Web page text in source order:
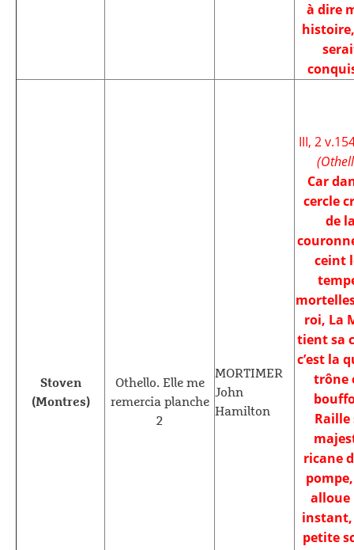
à dire
Stoven
(Montres)
Othello. Elle me
remercia planche
2
MORTIMER
John
Hamilton
III, 2
Car
cercle
de
ceint
roi, La
tient sa
c’est la
trône
Raille
ricane
alloue
petite